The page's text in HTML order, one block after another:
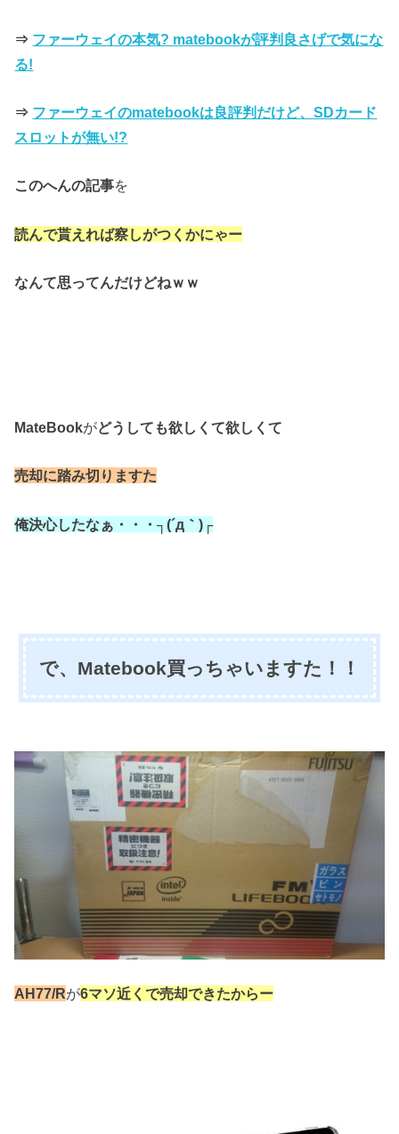
⇒ ファーウェイの本気? matebookが評判良さげで気にな
る!
⇒ ファーウェイのmatebookは良評判だけど、SDカード
スロットが無い!?
このへんの記事を
読んで貰えれば察しがつくかにゃー
なんて思ってんだけどねｗｗ
MateBookがどうしても欲しくて欲しくて
売却に踏み切りますた
俺決心したなぁ・・・┐(´д｀)┌
で、Matebook買っちゃいますた！！
AH77/Rが6マソ近くで売却できたからー